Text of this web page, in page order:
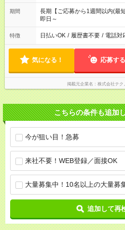
期間
長期【ご応募から1週間以内(最
即日～
特徴 日払いOK / 履歴書不要 / 電話対
気になる！ 応募する
掲載元企業名 株式会社テク
こちらの条件も追加
今が狙い目！急募
来社不要！WEB登録／面接OK
大量募集中！10名以上の大量募
追加して再